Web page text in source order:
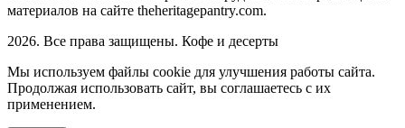
материалов на сайте theheritagepantry.com.
2026. Все права защищены. Кофе и десерты
Мы используем файлы cookie для улучшения работы сайта.
Продолжая использовать сайт, вы соглашаетесь с их
применением.